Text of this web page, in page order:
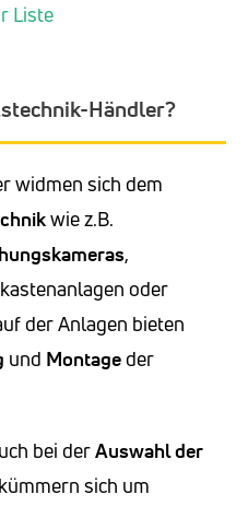
Liste
Händler?
widmen sich dem
wie z.B.
,
oder
der Anlagen bieten
und Montageder
bei derAuswahl der
sich um